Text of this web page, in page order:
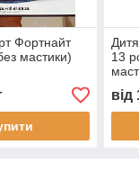
Фортнайт
мастики)
13
від